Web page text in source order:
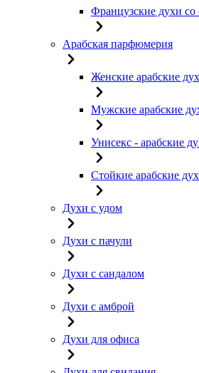
Французские духи со
Арабская парфюмерия
Женские арабские
Мужские арабские
Унисекс - арабские
Стойкие арабские
Духи с удом
Духи с пачули
Духи с сандалом
Духи с амброй
Духи для офиса